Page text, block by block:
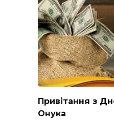
Привітання з
Онука